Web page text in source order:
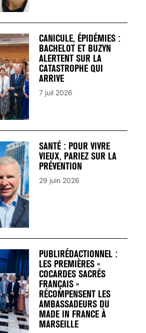
CANICULE, ÉPIDÉMIES :
BACHELOT ET BUZYN
ALERTENT SUR LA
CATASTROPHE QUI
ARRIVE
7 juil 2026
SANTÉ : POUR VIVRE
VIEUX, PARIEZ SUR LA
PRÉVENTION
29 juin 2026
PUBLIRÉDACTIONNEL :
LES PREMIÈRES «
COCARDES SACRÉS
FRANÇAIS »
RÉCOMPENSENT LES
AMBASSADEURS DU
MADE IN FRANCE À
MARSEILLE
30 mai 2023
SCANNER, IRM, RADIO,